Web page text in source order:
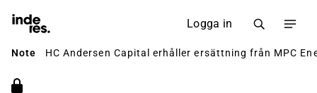
Logga in
Note HC Andersen Capital erhåller ersättning från MPC